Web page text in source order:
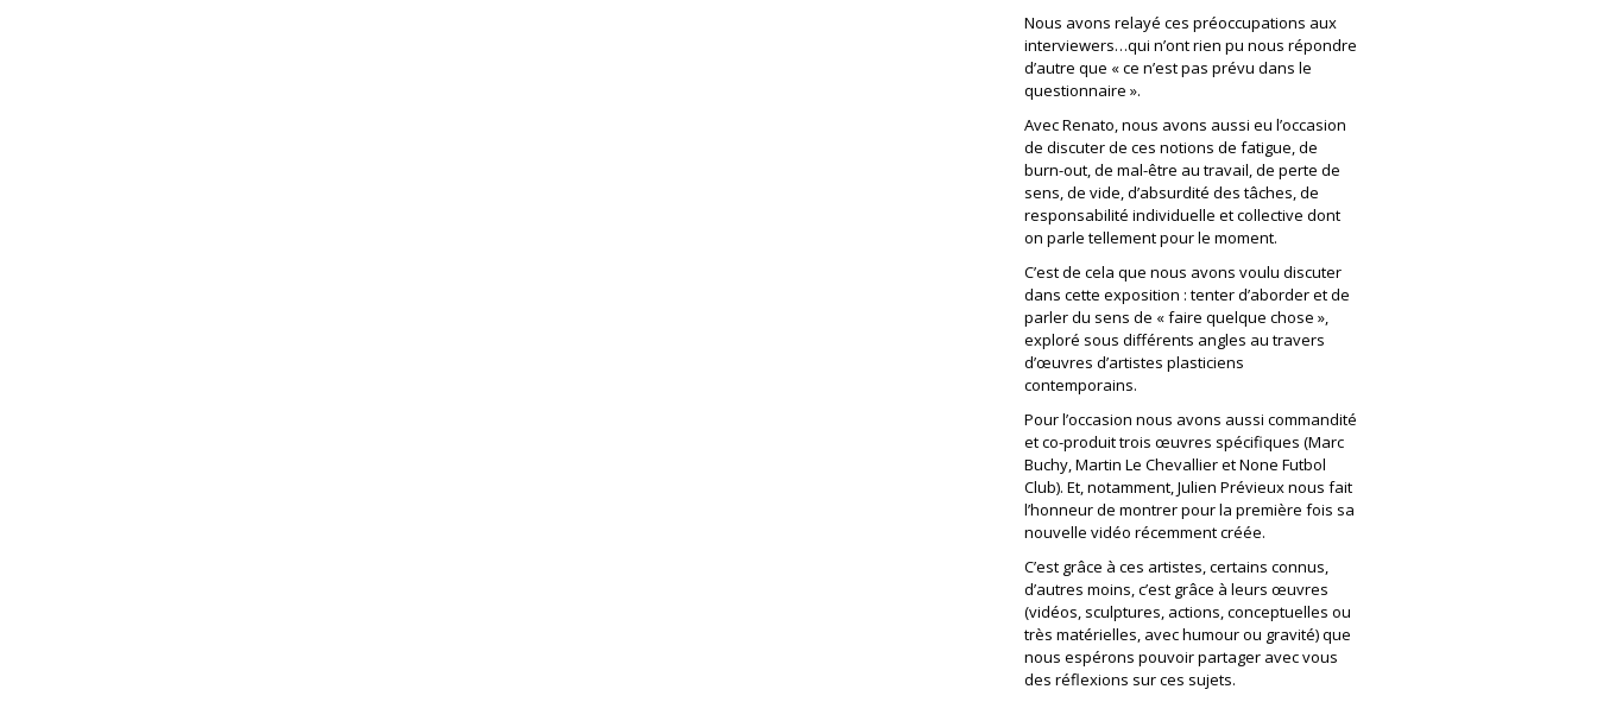
Nous avons relayé ces préoccupations aux
interviewers…qui n’ont rien pu nous répondre
d’autre que « ce n’est pas prévu dans le
questionnaire ».
Avec Renato, nous avons aussi eu l’occasion
de discuter de ces notions de fatigue, de
burn-out, de mal-être au travail, de perte de
sens, de vide, d’absurdité des tâches, de
responsabilité individuelle et collective dont
on parle tellement pour le moment.
C’est de cela que nous avons voulu discuter
dans cette exposition : tenter d’aborder et de
parler du sens de « faire quelque chose »,
exploré sous différents angles au travers
d’œuvres d’artistes plasticiens
contemporains.
Pour l’occasion nous avons aussi commandité
et co-produit trois œuvres spécifiques (Marc
Buchy, Martin Le Chevallier et None Futbol
Club). Et, notamment, Julien Prévieux nous fait
l’honneur de montrer pour la première fois sa
nouvelle vidéo récemment créée.
C’est grâce à ces artistes, certains connus,
d’autres moins, c’est grâce à leurs œuvres
(vidéos, sculptures, actions, conceptuelles ou
très matérielles, avec humour ou gravité) que
nous espérons pouvoir partager avec vous
des réflexions sur ces sujets.